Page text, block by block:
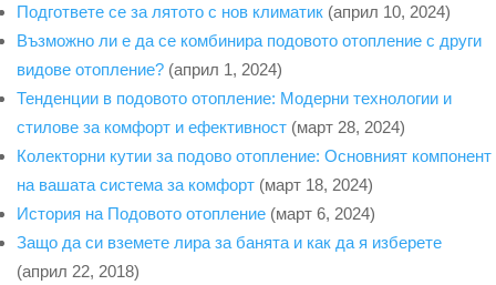
Подгответе се за лятото с нов климатик (април 10, 2024)
Възможно ли е да се комбинира подовото отопление с други
видове отопление? (април 1, 2024)
Тенденции в подовото отопление: Модерни технологии и
стилове за комфорт и ефективност (март 28, 2024)
Колекторни кутии за подово отопление: Основният компонент
на вашата система за комфорт (март 18, 2024)
История на Подовото отопление (март 6, 2024)
Защо да си вземете лира за банята и как да я изберете
(април 22, 2018)